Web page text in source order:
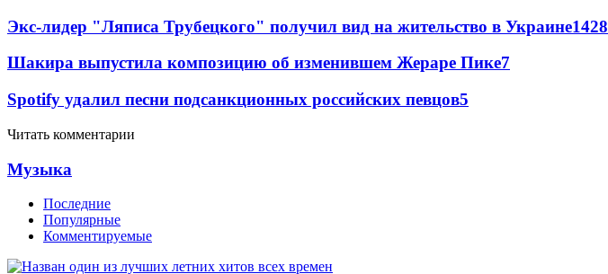
Экс-лидер "Ляписа Трубецкого" получил вид на жительство в Украине1428
Шакира выпустила композицию об изменившем Жераре Пике7
Spotify удалил песни подсанкционных российских певцов5
Читать комментарии
Музыка
Последние
Популярные
Комментируемые